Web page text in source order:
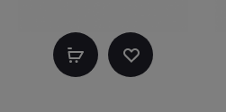
Kosárba